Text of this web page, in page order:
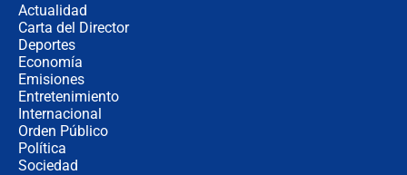
Actualidad
Carta del Director
Deportes
Economía
Emisiones
Entretenimiento
Internacional
Orden Público
Política
Sociedad